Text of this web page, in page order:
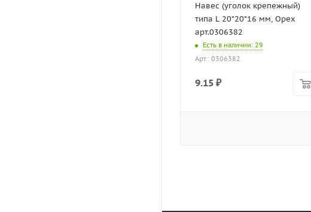
Навес (уголок крепежный)
типа L 20*20*16 мм, Орех
арт.0306382
Есть в наличии: 29
Арт.: 0306382
9.15 ₽